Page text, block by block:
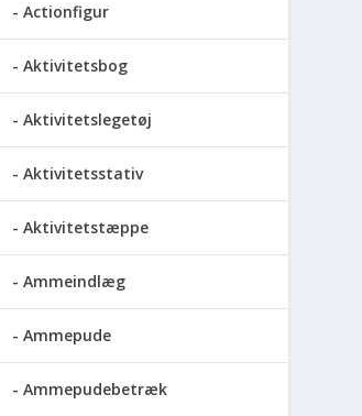
Actionfigur
Aktivitetsbog
Aktivitetslegetøj
Aktivitetsstativ
Aktivitetstæppe
Ammeindlæg
Ammepude
Ammepudebetræk